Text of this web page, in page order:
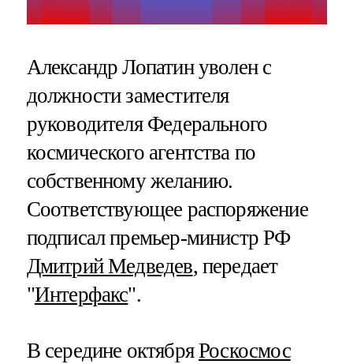
Александр Лопатин уволен с
должности заместителя
руководителя Федерального
космического агентства по
собственному желанию.
Соответствующее распоряжение
подписал премьер-министр РФ
Дмитрий Медведев, передает
"Интерфакс".
В середине октябряРоскосмос